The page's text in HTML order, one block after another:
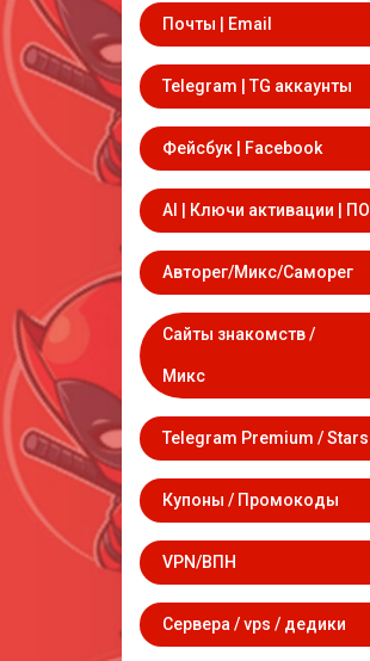
Почты | Email
Telegram | TG аккаунты
Фейсбук | Facebook
AI | Ключи активации | ПО
Авторег/Микс/Саморег
Сайты знакомств /
Микс
Telegram Premium / Stars
Купоны / Промокоды
VPN/ВПН
Сервера / vps / дедики